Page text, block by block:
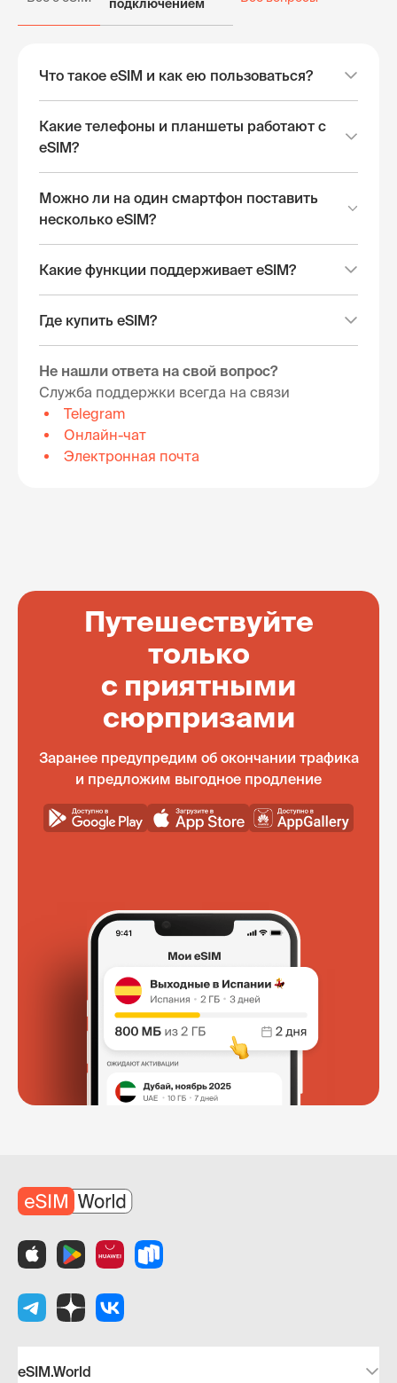
подключением
Что такое eSIM и как ею пользоваться?
Какие телефоны и планшеты работают с
eSIM?
Можно ли на один смартфон поставить
несколько eSIM?
Какие функции поддерживает eSIM?
Где купить eSIM?
Не нашли ответа на свой вопрос?
Служба поддержки всегда на связи
Telegram
Онлайн-чат
Электронная почта
Путешествуйте
только
с приятными
сюрпризами
Заранее предупредим об окончании трафика
и предложим выгодное продление
eSIM.World